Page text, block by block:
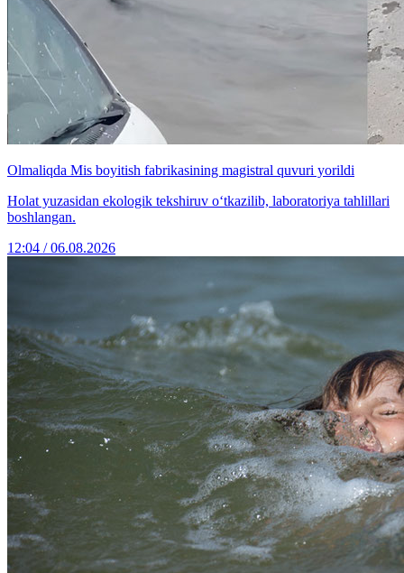
Olmaliqda Mis boyitish fabrikasining magistral quvuri yorildi
Holat yuzasidan ekologik tekshiruv o‘tkazilib, laboratoriya tahlillari
boshlangan.
12:04 / 06.08.2026